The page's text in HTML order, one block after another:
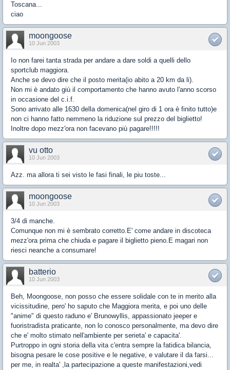
Toscana...
ciao
moongoose
10 Jun 2003
Io non farei tanta strada per andare a dare soldi a quelli dello
sportclub maggiora.
Anche se devo dire che il posto merita(io abito a 20 km da li).
Non mi è andato giù il comportamento che hanno avuto l'anno scorso
in occasione del c.i.f.
Sono arrivato alle 1630 della domenica(nel giro di 1 ora è finito tutto)e
non ci hanno fatto nemmeno la riduzione sul prezzo del biglietto!
Inoltre dopo mezz'ora non facevano più pagare!!!!!
vu otto
10 Jun 2003
Azz. ma allora ti sei visto le fasi finali, le piu toste...
moongoose
10 Jun 2003
3/4 di manche.
Comunque non mi è sembrato corretto.E' come andare in discoteca
mezz'ora prima che chiuda e pagare il biglietto pieno.E magari non
riesci neanche a consumare!
batterio
10 Jun 2003
Beh, Moongoose, non posso che essere solidale con te in merito alla
vicissitudine, pero' ho saputo che Maggiora merita, e poi uno delle
"anime" di questo raduno e' Brunowyllis, appassionato jeeper e
fuoristradista praticante, non lo conosco personalmente, ma devo dire
che e' molto stimato nell'ambiente per serieta' e capacita'.
Purtroppo in ogni storia della vita c'entra sempre la fatidica bilancia,
bisogna pesare le cose positive e le negative, e valutare il da farsi...
per me, in realta' ,la partecipazione a queste manifestazioni,vedi